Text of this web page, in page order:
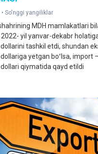
So'nggi yangiliklar
MDH mamlakatlari
yil yanvar-dekabr
tashkil etdi, shundan
yetgan boʻlsa, import
qiymatida qayd etildi